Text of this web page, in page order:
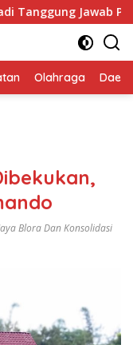
Perusahaan
Olahraga
Blora Dan Konsolidasi